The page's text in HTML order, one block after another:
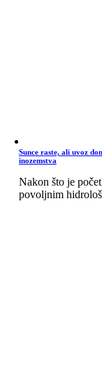
Sunce raste, ali uvoz
inozemstva
Nakon što je
povoljnim